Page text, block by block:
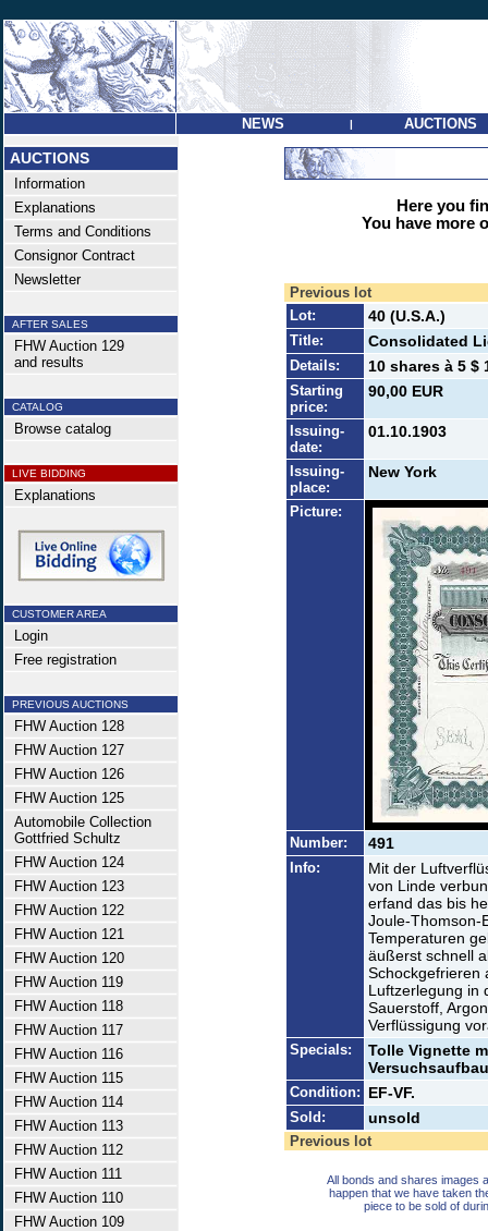
NEWS | AUCTIONS
AUCTIONS
Information
Explanations
Terms and Conditions
Consignor Contract
Newsletter
AFTER SALES
FHW Auction 129
and results
CATALOG
Browse catalog
LIVE BIDDING
Explanations
CUSTOMER AREA
Login
Free registration
PREVIOUS AUCTIONS
FHW Auction 128
FHW Auction 127
FHW Auction 126
FHW Auction 125
Automobile Collection
Gottfried Schultz
FHW Auction 124
FHW Auction 123
FHW Auction 122
FHW Auction 121
FHW Auction 120
FHW Auction 119
FHW Auction 118
FHW Auction 117
FHW Auction 116
FHW Auction 115
FHW Auction 114
FHW Auction 113
FHW Auction 112
FHW Auction 111
FHW Auction 110
FHW Auction 109
Here you
You have more
Previous lot
Lot:
40 (U.S.A.)
Title: Consolidated
Details: 10 shares à 5 $
Starting
price:
90,00 EUR
Issuing-
date:
01.10.1903
Issuing-
place:
New York
Picture:
Number: 491
Info:
Mit der
von Linde
erfand das bis
Joule-Thomson-
Temperaturen
äußerst schnell
Schockgefrieren
Luftzerlegung in
Sauerstoff,
Verflüssigung
Specials:
Tolle Vignette
Condition: EF-VF.
Sold: unsold
Previous lot
All bonds and shares images
happen that we have taken
piece to be sold of